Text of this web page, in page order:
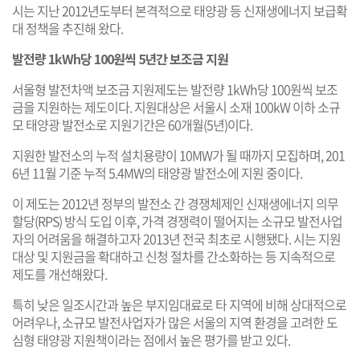
시는 지난 2012년도부터 본격적으로 태양광 등 신재생에너지 보급확
대 정책을 추진해 왔다.
발전량 1kWh당 100원씩 5년간 보조금 지원
서울형 발전차액 보조금 지원제도는 발전량 1kWh당 100원씩 보조
금을 지원하는 제도이다. 지원대상은 서울시 소재 100kW 이하 소규
모 태양광 발전소로 지원기간은 60개월(5년)이다.
지원한 발전소의 누적 설치용량이 10MW가 될 때까지 모집하며, 201
6년 11월 기준 누적 5.4MW의 태양광 발전소에 지원 중이다.
이 제도는 2012년 정부의 발전소 간 경쟁체제인 신재생에너지 의무
할당(RPS) 방식 도입 이후, 가격 경쟁력이 떨어지는 소규모 발전사업
자의 어려움을 해결하고자 2013년 전국 최초로 시행됐다. 시는 지원
대상 및 지원금을 확대하고 신청 절차를 간소화하는 등 지속적으로
제도를 개선해왔다.
특히 낮은 일조시간과 높은 부지임대료로 타 지역에 비해 상대적으로
어려우나, 소규모 발전사업자가 많은 서울의 지역 환경을 고려한 도
심형 태양광 지원책이라는 점에서 높은 평가를 받고 있다.